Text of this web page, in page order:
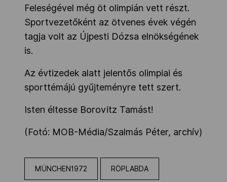
Feleségével még öt olimpián vett részt.
Sportvezetőként az ötvenes évek végén
tagja volt az Újpesti Dózsa elnökségének
is.
Az évtizedek alatt jelentős olimpiai és
sporttémájú gyűjteményre tett szert.
Isten éltesse Borovitz Tamást!
(Fotó: MOB-Média/Szalmás Péter, archív)
MÜNCHEN1972 RÖPLABDA